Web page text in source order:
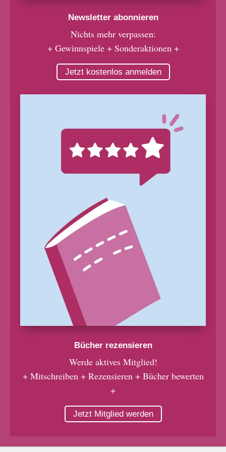
Newsletter abonnieren
Nichts mehr verpassen:
+ Gewinnspiele + Sonderaktionen +
Jetzt kostenlos anmelden
Bücher rezensieren
Werde aktives Mitglied!
+ Mitschreiben + Rezensieren + Bücher bewerten
+
Jetzt Mitglied werden